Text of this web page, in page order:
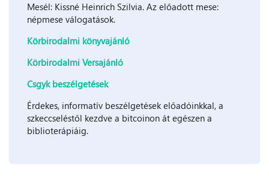
Mesél: Kissné Heinrich Szilvia. Az előadott mese:
népmese válogatások.
Körbirodalmi könyvajánló
Körbirodalmi Versajánló
Csgyk beszélgetések
Érdekes, informatív beszélgetések előadóinkkal, a
szkeccseléstől kezdve a bitcoinon át egészen a
biblioterápiáig.